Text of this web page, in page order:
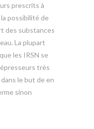
prescrits à
possibilité de
des substances
La plupart
les IRSN se
très
le but de en
sinon